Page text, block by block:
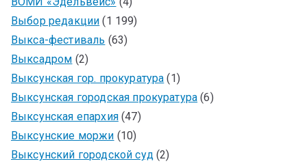
Выбор редакции (1 199)
Выкса-фестиваль (63)
Выксадром (2)
Выксунская гор. прокуратура (1)
Выксунская городская прокуратура (6)
Выксунская епархия(47)
Выксунские моржи (10)
Выксунский городской суд (2)